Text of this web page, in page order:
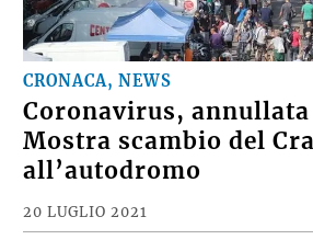
CRONACA, NEWS
Coronavirus,
Mostra scambio del
all’autodromo
20 LUGLIO 2021